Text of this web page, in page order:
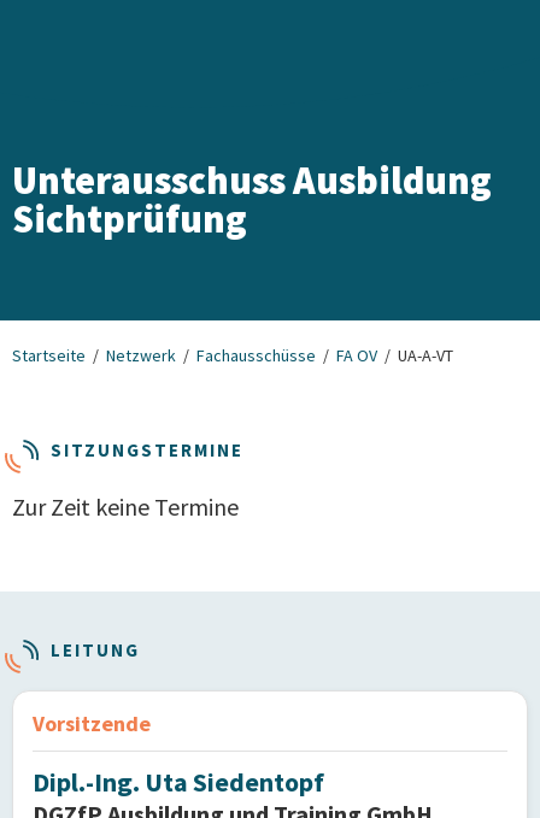
Unterausschuss Ausbildung
Sichtprüfung
Startseite Netzwerk Fachausschüsse FA OV UA-A-VT
SITZUNGSTERMINE
Zur Zeit keine Termine
LEITUNG
Vorsitzende
Dipl.-Ing. Uta Siedentopf